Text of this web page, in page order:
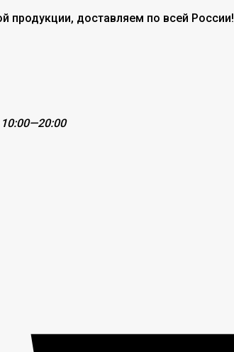
продукции, доставляем по всей России!